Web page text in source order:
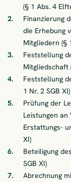
(§ 1 Abs. 4
Finanzierung
die Erhebung
Mitgliedern (§
Feststellung
Mitgliedschaft
Feststellung
1 Nr. 2 SGB XI)
Prüfung der
Leistungen
Erstattungs-
XI)
Beteiligung
SGB XI)
Abrechnung